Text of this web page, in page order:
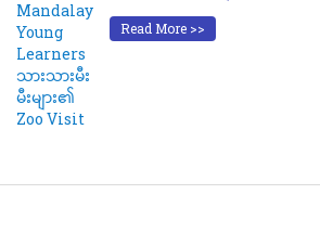
Read More >>